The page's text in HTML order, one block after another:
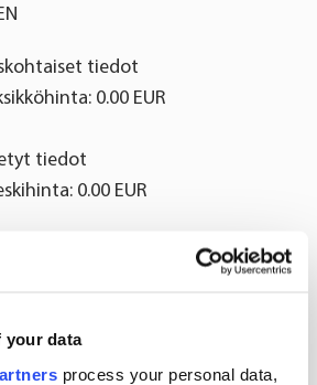
your data
process your personal data,
tiedot
0.00 EUR
tiedot
0.00 EUR